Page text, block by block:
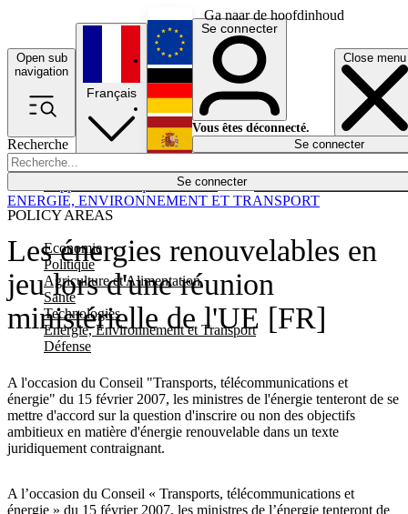
Ga naar de hoofdinhoud
Open sub
navigation
Close menu
Recherche
Se connecter
POLICY AREAS
Economie
Politique
Agriculture et Alimentation
Santé
Technologies
Energie, Environnement et Transport
Défense
Économie
Français
English
Deutsch
Español
Se connecter
Vous êtes déconnecté.
Se connecter
Les énergies renouvelables en
jeu lors d'une réunion
ministérielle de l'UE [FR]
A l'occasion du Conseil "Transports, télécommunications et
énergie" du 15 février 2007, les ministres de l'énergie tenteront de se
mettre d'accord sur la question d'inscrire ou non des objectifs
ambitieux en matière d'énergie renouvelable dans un texte
juridiquement contraignant.
ENERGIE, ENVIRONNEMENT ET TRANSPORT
A l’occasion du Conseil « Transports, télécommunications et
énergie » du 15 février 2007, les ministres de l’énergie tenteront de